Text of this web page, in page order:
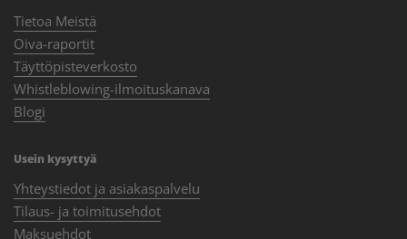
Tietoa Meistä
Oiva-raportit
Täyttöpisteverkosto
Whistleblowing-ilmoituskanava
Blogi
Usein kysyttyä
Yhteystiedot ja asiakaspalvelu
Tilaus- ja toimitusehdot
Maksuehdot